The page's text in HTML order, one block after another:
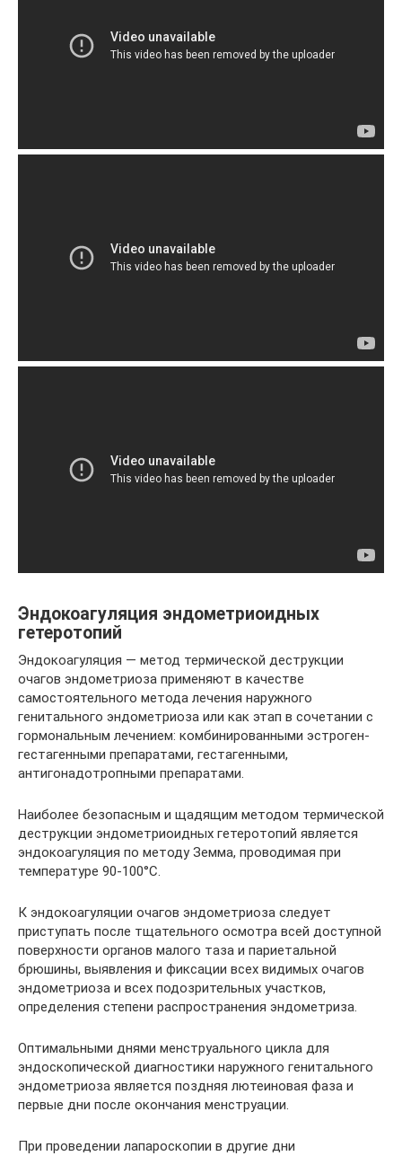
Эндокоагуляция эндометриоидных
гетеротопий
Эндокоагуляция — метод термической деструкции
очагов эндометриоза применяют в качестве
самостоятельного метода лечения наружного
генитального эндометриоза или как этап в сочетании с
гормональным лечением: комбинированными эстроген-
гестагенными препаратами, гестагенными,
антигонадотропными препаратами.
Наиболее безопасным и щадящим методом термической
деструкции эндометриоидных гетеротопий является
эндокоагуляция по методу Земма, проводимая при
температуре 90-100°С.
К эндокоагуляции очагов эндометриоза следует
приступать после тщательного осмотра всей доступной
поверхности органов малого таза и париетальной
брюшины, выявления и фиксации всех видимых очагов
эндометриоза и всех подозрительных участков,
определения степени распространения эндометриза.
Оптимальными днями менструального цикла для
эндоскопической диагностики наружного генитального
эндометриоза является поздняя лютеиновая фаза и
первые дни после окончания менструации.
При проведении лапароскопии в другие дни